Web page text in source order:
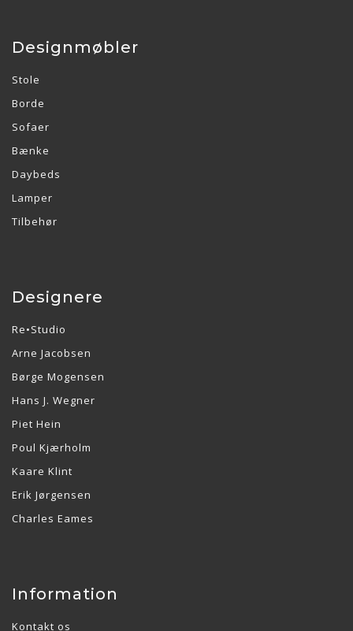
Designmøbler
Stole
Borde
Sofaer
Bænke
Daybeds
Lamper
Tilbehør
Designere
Re•Studio
Arne Jacobsen
Børge Mogensen
Hans J. Wegner
Piet Hein
Poul Kjærholm
Kaare Klint
Erik Jørgensen
Charles Eames
Information
Kontakt os